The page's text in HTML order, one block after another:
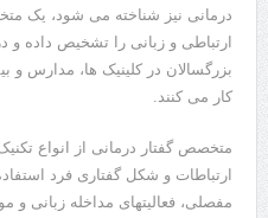
درمانی نیز شناخته می شود، یک
ارتباطی و زبانی را تشخیص داده و
بزرگسالان در کلینیک ها، مدارس و
کار می کنند.
متخصص گفتار درمانی از انواع
ارتباطات و شکل گفتاری فرد
مفصلی، فعالیتهای مداخله زبانی و